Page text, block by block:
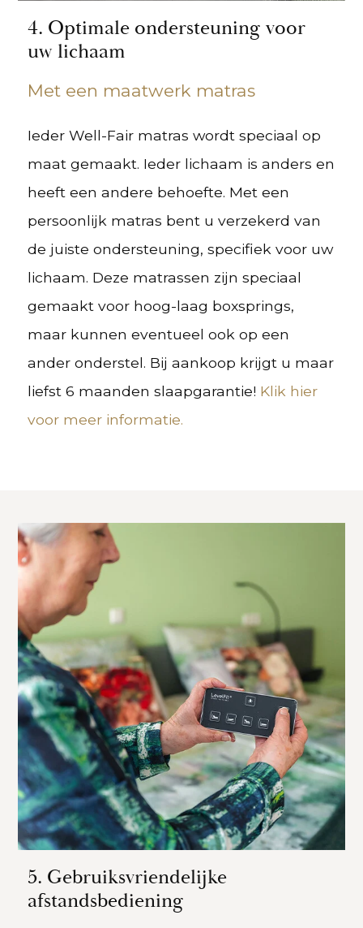
4. Optimale ondersteuning voor
uw lichaam
Met een maatwerk matras
Ieder Well-Fair matras wordt speciaal op
maat gemaakt. Ieder lichaam is anders en
heeft een andere behoefte. Met een
persoonlijk matras bent u verzekerd van
de juiste ondersteuning, specifiek voor uw
lichaam. Deze matrassen zijn speciaal
gemaakt voor hoog-laag boxsprings,
maar kunnen eventueel ook op een
ander onderstel. Bij aankoop krijgt u maar
liefst 6 maanden slaapgarantie! Klik hier
voor meer informatie.
5. Gebruiksvriendelijke
afstandsbediening